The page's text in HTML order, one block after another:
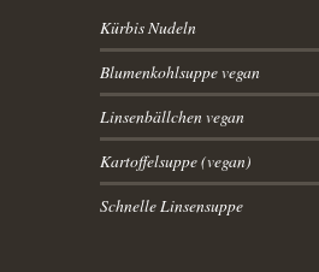
Kürbis Nudeln
Blumenkohlsuppe vegan
Linsenbällchen vegan
Kartoffelsuppe (vegan)
Schnelle Linsensuppe